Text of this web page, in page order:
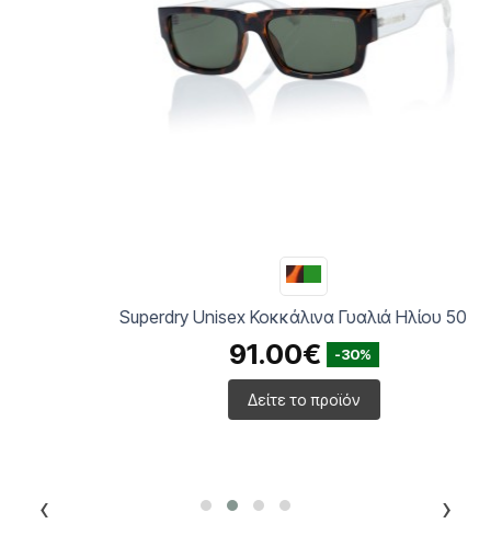
Superdry Unisex Κοκκάλινα Γυαλιά Ηλίου 5005
91.00€ -30%
Δείτε το προϊόν
‹ ›